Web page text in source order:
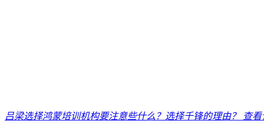
吕梁选择鸿蒙培训机构要注意些什么？选择千锋的理由？ 查